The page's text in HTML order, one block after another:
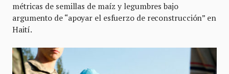
métricas de semillas de maíz y legumbres bajo
argumento de “apoyar el esfuerzo de reconstrucción” en
Haití.